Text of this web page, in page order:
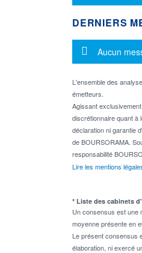
DERNIERS
Message
Aucun
L'ensemble des
émetteurs.
Agissant
discrétionnaire quant à
déclaration ni garantie
de BOURSORAMA.
responsabilité
Lire les mentions
* Liste des cabinets
Un consensus est une
moyenne présente en
Le présent consensus
élaboration, ni exercé